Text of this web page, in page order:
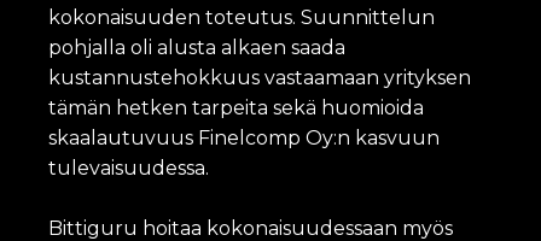
kokonaisuuden toteutus. Suunnittelun
pohjalla oli alusta alkaen saada
kustannustehokkuus vastaamaan yrityksen
tämän hetken tarpeita sekä huomioida
skaalautuvuus Finelcomp Oy:n kasvuun
tulevaisuudessa.
Bittiguru hoitaa kokonaisuudessaan myös